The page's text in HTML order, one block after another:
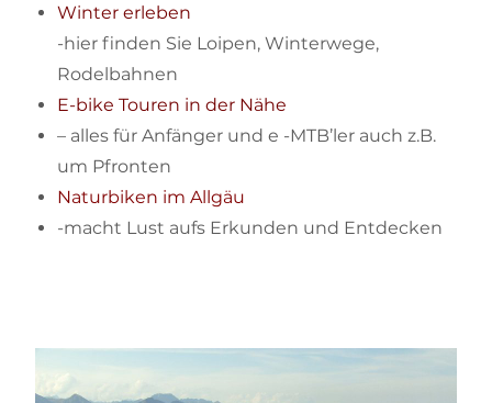
Winter erleben
-hier finden Sie Loipen, Winterwege,
Rodelbahnen
E-bike Touren in der Nähe
– alles für Anfänger und e -MTB’ler auch z.B.
um Pfronten
Naturbiken im Allgäu
-macht Lust aufs Erkunden und Entdecken